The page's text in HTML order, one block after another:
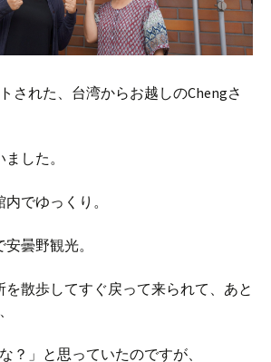
された、台湾からお越しのChengさ
した。
でゆっくり。
曇野観光。
を散歩してすぐ戻って来られて、あと
？」と思っていたのですが、